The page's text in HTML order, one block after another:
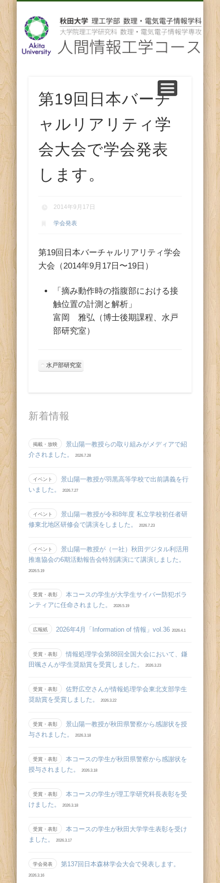
人
間
報
工
学
コ
第19回日本バーチ
ャルリアリティ学
会大会で学会発表
します。
2014年9月17日
学会発表
第19回日本バーチャルリアリティ学会
大会（2014年9月17日〜19日）
「摘み動作時の指腹部における接
触位置の計測と解析」
富岡 雅弘（博士後期課程、水戸
部研究室）
水戸部研究室
新着情報
掲載・放映
景山陽一教授らの取り組みがメディアで紹
介されました。
2026.7.28
イベント
景山陽一教授が羽黒高等学校で出前講義を行
いました。
2026.7.27
イベント
景山陽一教授が令和8年度 私立学校初任者研
修東北地区研修会で講演をしました。
2026.7.23
イベント
景山陽一教授が（一社）秋田デジタル利活用
推進協会の6期活動報告会特別講演にて講演しました。
2026.5.19
受賞・表彰
本コースの学生が大学生サイバー防犯ボラ
ンティアに任命されました。
2026.5.19
広報紙 2026年4月「Information of 情報」vol.36 2026.4.1
受賞・表彰
情報処理学会第88回全国大会において、鎌
田颯さんが学生奨励賞を受賞しました。
2026.3.23
受賞・表彰
佐野広空さんが情報処理学会東北支部学生
奨励賞を受賞しました。
2026.3.22
受賞・表彰
景山陽一教授が秋田県警察から感謝状を授
与されました。
2026.3.18
受賞・表彰
本コースの学生が秋田県警察から感謝状を
授与されました。
2026.3.18
受賞・表彰
本コースの学生が理工学研究科長表彰を受
けました。
2026.3.18
受賞・表彰
本コースの学生が秋田大学学生表彰を受け
ました。
2026.3.17
学会発表 第137回日本森林学会大会で発表します。
2026.3.16